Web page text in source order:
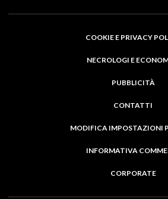
COOKIE E PRIVACY
NECROLOGI E
PUBBLICITÀ
CONTATTI
MODIFICA IMPOSTAZIONI
INFORMATIVA
CORPORATE